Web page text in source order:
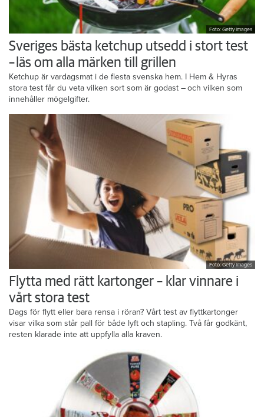
Foto: Getty Images
Sveriges bästa ketchup utsedd i stort test
– läs om alla märken till grillen
Ketchup är vardagsmat i de flesta svenska hem. I Hem & Hyras
stora test får du veta vilken sort som är godast – och vilken som
innehåller mögelgifter.
Foto: Getty Images
Flytta med rätt kartonger – klar vinnare i
vårt stora test
Dags för flytt eller bara rensa i röran? Vårt test av flyttkartonger
visar vilka som står pall för både lyft och stapling. Två får godkänt,
resten klarade inte att uppfylla alla kraven.